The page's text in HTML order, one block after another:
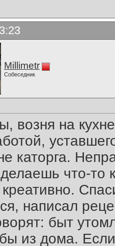
Millimetr
Собеседник
возня на
каторга.
что-то
написал
быт
из дома.